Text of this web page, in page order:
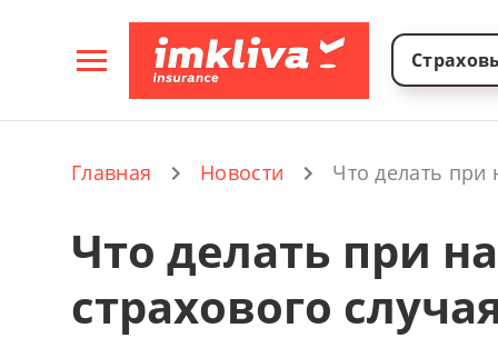
Главная Новости Что делать при
Что делать при
страхового